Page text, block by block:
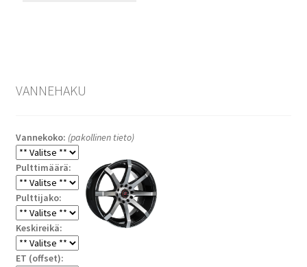
VANNEHAKU
Vannekoko: (pakollinen tieto)
Pulttimäärä:
Pulttijako:
Keskireikä:
ET (offset):